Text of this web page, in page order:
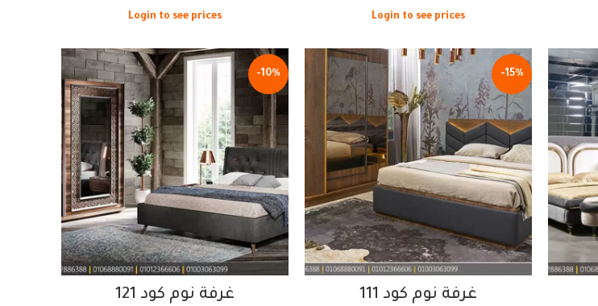
Login to see prices
Login to see prices
-15%
غرفة نوم كود 111
-10%
غرفة نوم كود 121